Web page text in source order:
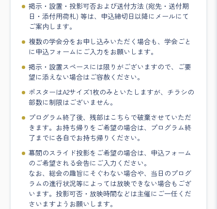
掲示・設置・投影可否および送付方法 (宛先・送付期
日・添付用荷札) 等は、申込締切日以降にメールにて
ご案内します。
複数の学会分をお申し込みいただく場合も、学会ごと
に申込フォームにご入力をお願いします。
掲示・設置スペースには限りがございますので、ご要
望に添えない場合はご容赦ください。
ポスターはA2サイズ1枚のみといたしますが、チラシの
部数に制限はございません。
プログラム終了後、残部はこちらで破棄させていただ
きます。お持ち帰りをご希望の場合は、プログラム終
了までに各自でお持ち帰りください。
幕間のスライド投影をご希望の場合は、申込フォーム
のご希望される会告にご入力ください。
なお、総会の趣旨にそぐわない場合や、当日のプログ
ラムの進行状況等によっては放映できない場合もござ
います。投影可否・放映時間などは主催にご一任くだ
さいますようお願いします。